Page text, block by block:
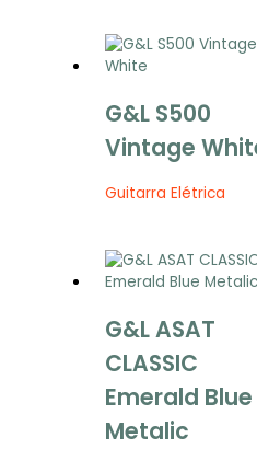
G&L S500
Vintage
Guitarra Elétrica
G&L ASAT
CLASSIC
Emerald Blue
Metalic